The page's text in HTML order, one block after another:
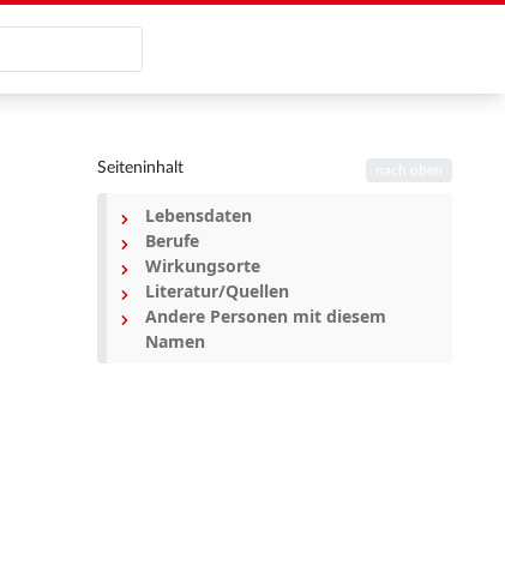
Seiteninhalt
Lebensdaten
Berufe
Wirkungsorte
Literatur/Quellen
Andere Personen mit diesem
Namen